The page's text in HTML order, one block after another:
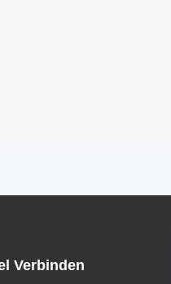
Verbinden